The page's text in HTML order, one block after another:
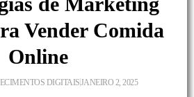
Vender Comida
Online
DIGITAISJANEIRO 2, 2025